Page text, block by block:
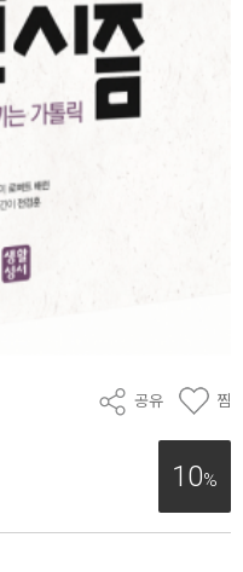
공유 찜
10%